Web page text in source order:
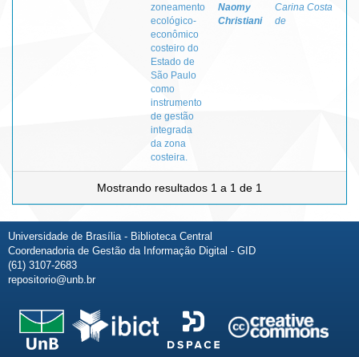
zoneamento
ecológico-
econômico
costeiro do
Estado de
São Paulo
como
instrumento
de gestão
integrada
da zona
costeira.
Naomy
Christiani
Carina Costa
de
Mostrando resultados 1 a 1 de 1
Universidade de Brasília - Biblioteca Central
Coordenadoria de Gestão da Informação Digital - GID
(61) 3107-2683
repositorio@unb.br